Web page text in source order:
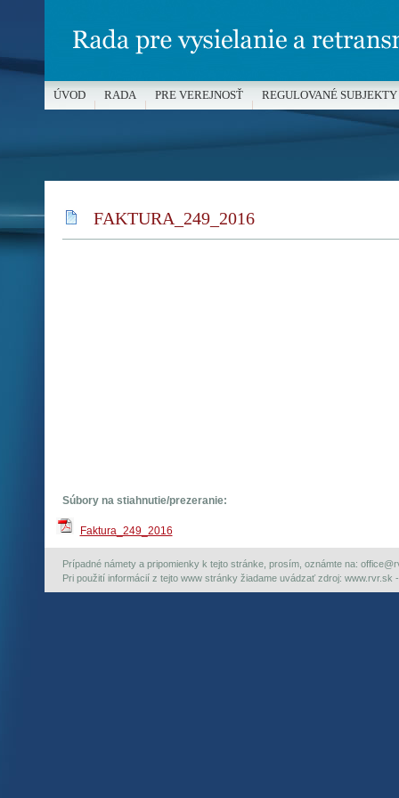
FAKTURA_249_2016
Súbory na stiahnutie/prezeranie:
Faktura_249_2016
Prípadné námety a pripomienky k tejto stránke, prosím, oznámte na:
Pri použití informácií z tejto www stránky žiadame uvádzať zdroj: www.rvr.sk
ÚVOD RADA PRE VEREJNOSŤ REGULOVANÉ SUBJEKTY